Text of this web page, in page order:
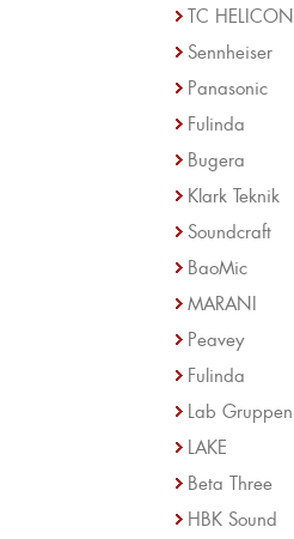
TC HELICON
Sennheiser
Panasonic
Fulinda
Bugera
Klark Teknik
Soundcraft
BaoMic
MARANI
Peavey
Fulinda
Lab Gruppen
LAKE
Beta Three
HBK Sound